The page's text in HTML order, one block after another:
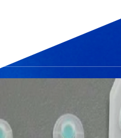
をさがす 市場・産業
分析センター
セージ 企業理念・企
ッセージ サステナビ
ス 株主投資家の皆様